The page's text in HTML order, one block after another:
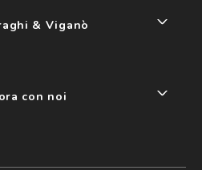
& Viganò
con noi